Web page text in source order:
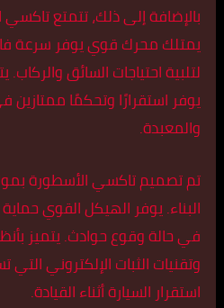
بالإضافة إلى ذلك، تتمتع تاكسي
يمتلك محرك قوي يوفر سرعة
لتلبية احتياجات السائق
يوفر استقرارًا وتحكمًا ممتازين
والمعبدة.
تم تصميم تاكسي الأسطورة
البناء. يوفر الهيكل القوي
في حالة وقوع حوادث. يتميز
وتقنيات الثبات الإلكتروني
استقرار السيارة أثناء القيادة.